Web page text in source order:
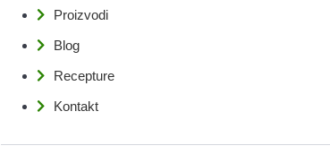
Proizvodi
Blog
Recepture
Kontakt